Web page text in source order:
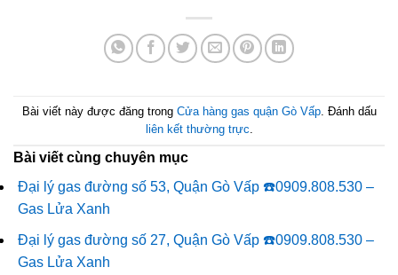
Bài viết này được đăng trong Cửa hàng gas quận Gò Vấp. Đánh dấu
liên kết thường trực
Bài viết cùng chuyên mục
Đại lý gas đường số 53, Quận Gò Vấp ☎️0909.808.530 –
Gas Lửa Xanh
Đại lý gas đường số 27, Quận Gò Vấp ☎️0909.808.530 –
Gas Lửa Xanh